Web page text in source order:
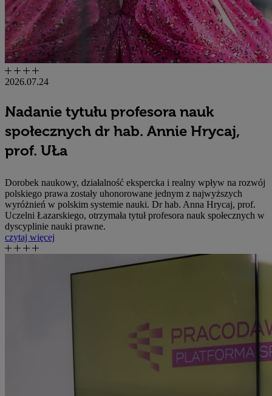
2026.07.24
Nadanie tytułu profesora nauk
społecznych dr hab. Annie Hrycaj,
prof. UŁa
Dorobek naukowy, działalność ekspercka i realny wpływ na rozwój
polskiego prawa zostały uhonorowane jednym z najwyższych
wyróżnień w polskim systemie nauki. Dr hab. Anna Hrycaj, prof.
Uczelni Łazarskiego, otrzymała tytuł profesora nauk społecznych w
dyscyplinie nauki prawne.
czytaj więcej